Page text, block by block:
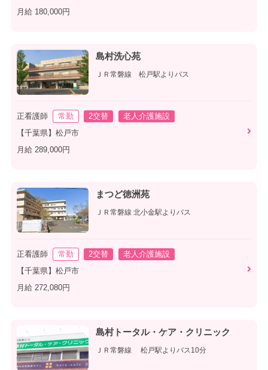
月給 180,000円
島村洗心苑
ＪＲ常磐線 松戸駅よりバス
正看護師 常勤 2交替
老人介護施設
【千葉県】松戸市
月給 289,000円
まつど徳洲苑
ＪＲ常磐線 北小金駅よりバス
正看護師 常勤 2交替
老人介護施設
【千葉県】松戸市
月給 272,080円
島村トータル・ケア・クリニック
ＪＲ常磐線 松戸駅よりバス10分